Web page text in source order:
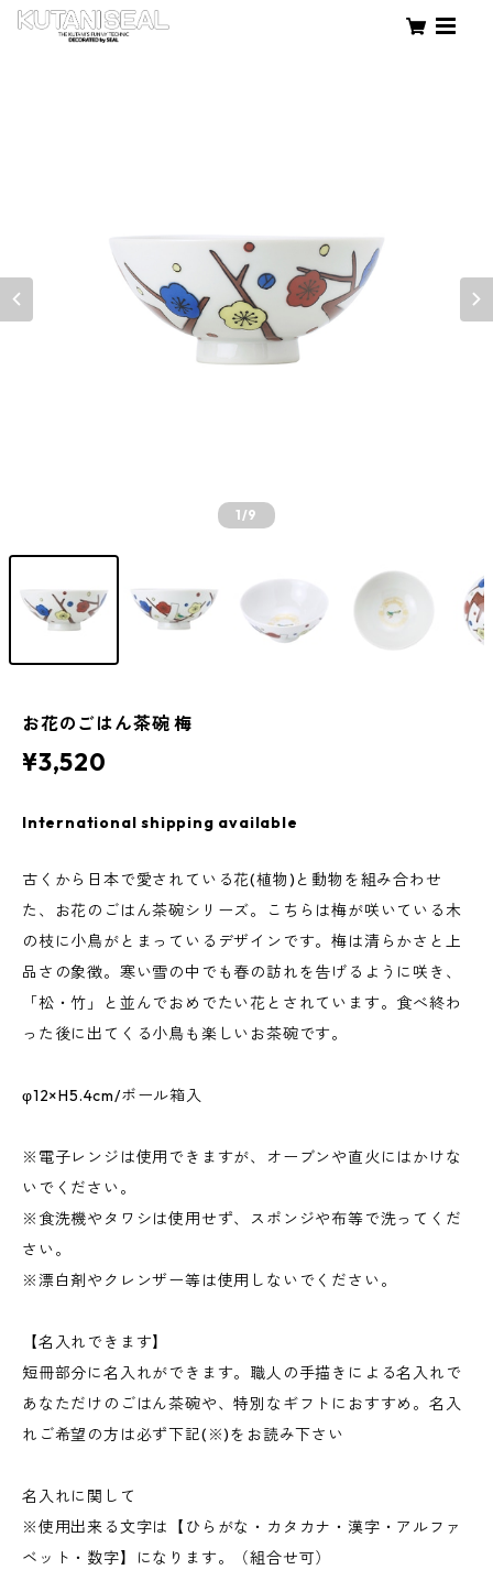
1/9
お花のごはん茶碗 梅
¥3,520
International shipping available
古くから日本で愛されている花(植物)と動物を組み合わせ
た、お花のごはん茶碗シリーズ。こちらは梅が咲いている木
の枝に小鳥がとまっているデザインです。梅は清らかさと上
品さの象徴。寒い雪の中でも春の訪れを告げるように咲き、
「松・竹」と並んでおめでたい花とされています。食べ終わ
った後に出てくる小鳥も楽しいお茶碗です。
φ12×H5.4cm/ボール箱入
※電子レンジは使用できますが、オーブンや直火にはかけな
いでください。
※食洗機やタワシは使用せず、スポンジや布等で洗ってくだ
さい。
※漂白剤やクレンザー等は使用しないでください。
【名入れできます】
短冊部分に名入れができます。職人の手描きによる名入れで
あなただけのごはん茶碗や、特別なギフトにおすすめ。名入
れご希望の方は必ず下記(※)をお読み下さい
名入れに関して
※使用出来る文字は【ひらがな・カタカナ・漢字・アルファ
ベット・数字】になります。（組合せ可）